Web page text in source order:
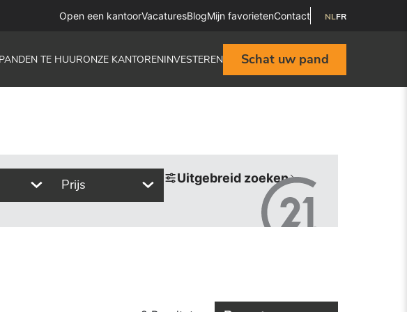
Open een kantoorVacaturesBlogMijn favorietenContact NLFR
PANDEN TE HUURONZE KANTORENINVESTEREN Schat uw pand
Prijs Uitgebreid zoeken